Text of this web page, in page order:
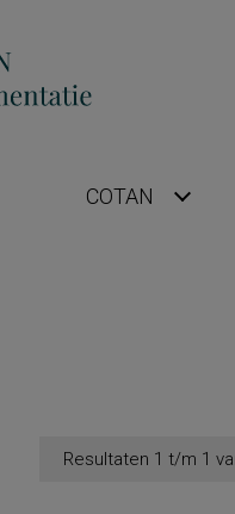
COTAN
Resultaten 1 t/m 1